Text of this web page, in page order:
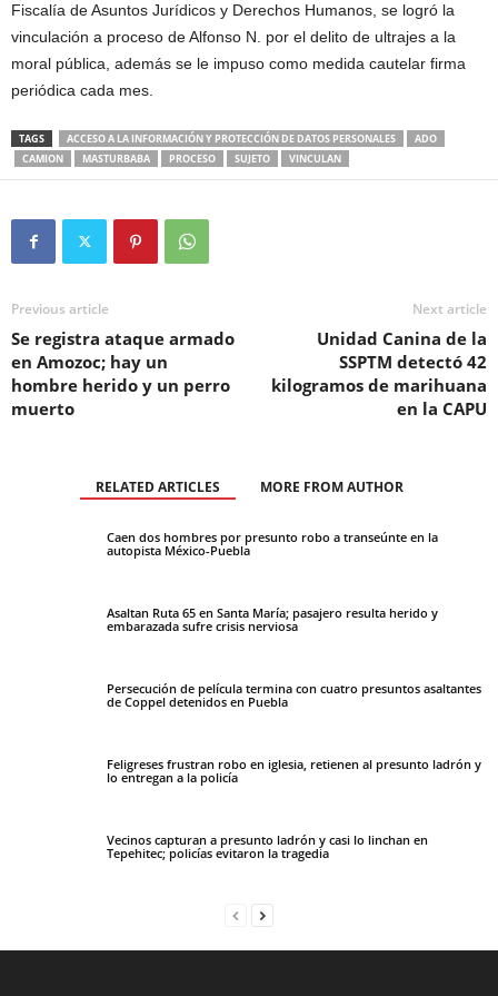
Fiscalía de Asuntos Jurídicos y Derechos Humanos, se logró la
vinculación a proceso de Alfonso N. por el delito de ultrajes a la
moral pública, además se le impuso como medida cautelar firma
periódica cada mes.
TAGS ACCESO A LA INFORMACIÓN Y PROTECCIÓN DE DATOS PERSONALES
ADO
CAMION
MASTURBABA PROCESO SUJETO VINCULAN
Previous article
Se registra ataque armado
en Amozoc; hay un
hombre herido y un perro
muerto
Next article
Unidad Canina de la
SSPTM detectó 42
kilogramos de marihuana
en la CAPU
RELATED ARTICLES MORE FROM AUTHOR
Caen dos hombres por presunto robo a transeúnte en la
autopista México-Puebla
Asaltan Ruta 65 en Santa María; pasajero resulta herido y
embarazada sufre crisis nerviosa
Persecución de película termina con cuatro presuntos asaltantes
de Coppel detenidos en Puebla
Feligreses frustran robo en iglesia, retienen al presunto ladrón y
lo entregan a la policía
Vecinos capturan a presunto ladrón y casi lo linchan en
Tepehitec; policías evitaron la tragedia